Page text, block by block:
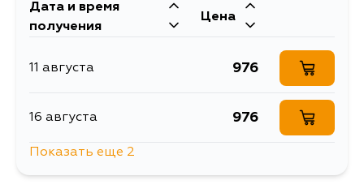
Дата и время
получения
Цена
11 августа 976
16 августа 976
Показать еще 2